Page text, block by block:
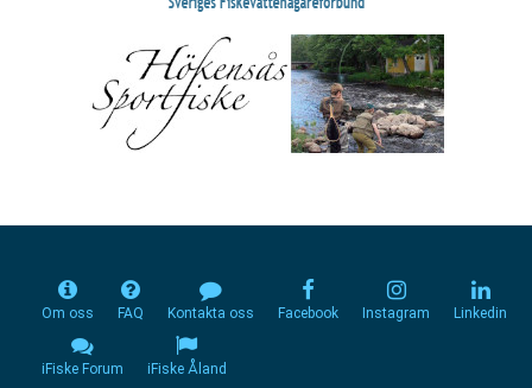
Om oss FAQ Kontakta oss Facebook Instagram Linkedin
iFiske Forum iFiske Åland